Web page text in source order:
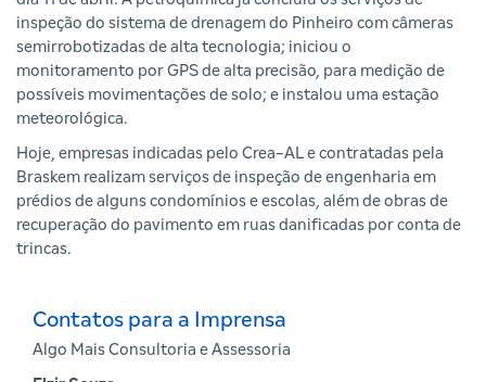
inspeção do sistema de drenagem do Pinheiro com câmeras
semirrobotizadas de alta tecnologia; iniciou o
monitoramento por GPS de alta precisão, para medição de
possíveis movimentações de solo; e instalou uma estação
meteorológica.
Hoje, empresas indicadas pelo Crea-AL e contratadas pela
Braskem realizam serviços de inspeção de engenharia em
prédios de alguns condomínios e escolas, além de obras de
recuperação do pavimento em ruas danificadas por conta de
trincas.
Contatos para a Imprensa
Algo Mais Consultoria e Assessoria